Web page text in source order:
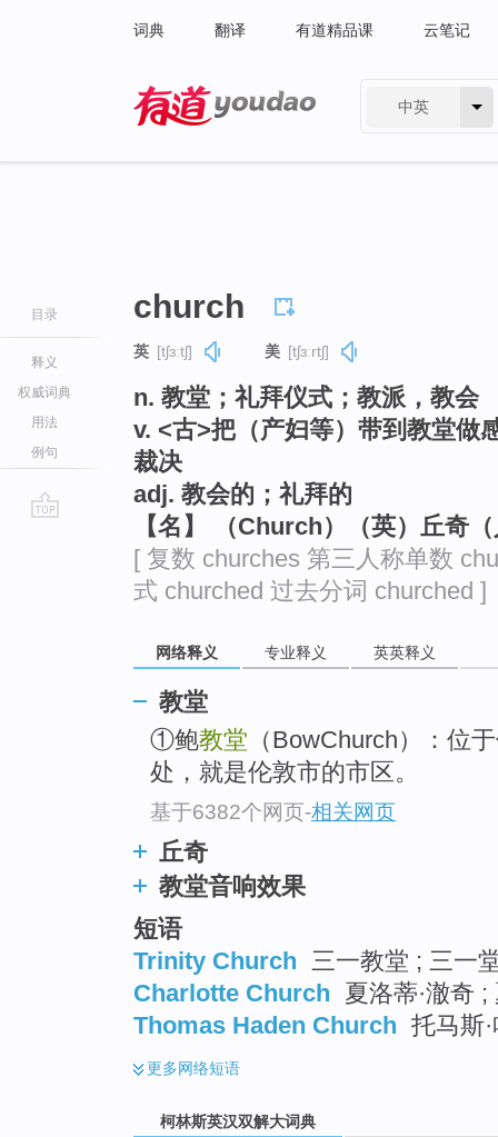
词典 翻译 有道精品课 云笔记
中英
目录
释义
权威词典
用法
例句
church
英 [tʃɜːtʃ] 美 [tʃɜːrtʃ]
n. 教堂；礼拜仪式；教派，教会
v. <古>把（产妇等）带到教堂
裁决
adj. 教会的；礼拜的
【名】 （Church）（英）丘奇
[ 复数 churches 第三人称单数
式 churched 过去分词 churched ]
网络释义 专业释义 英英释义
教堂
①鲍教堂 （BowChurch）：位
处，就是伦敦市的市区。
基于6382个网页-相关网页
丘奇
教堂音响效果
短语
Trinity Church 三一教堂 ; 三一
Charlotte Church 夏洛蒂·澈奇 ;
Thomas Haden Church 托马斯
更多网络短语
柯林斯英汉双解大词典